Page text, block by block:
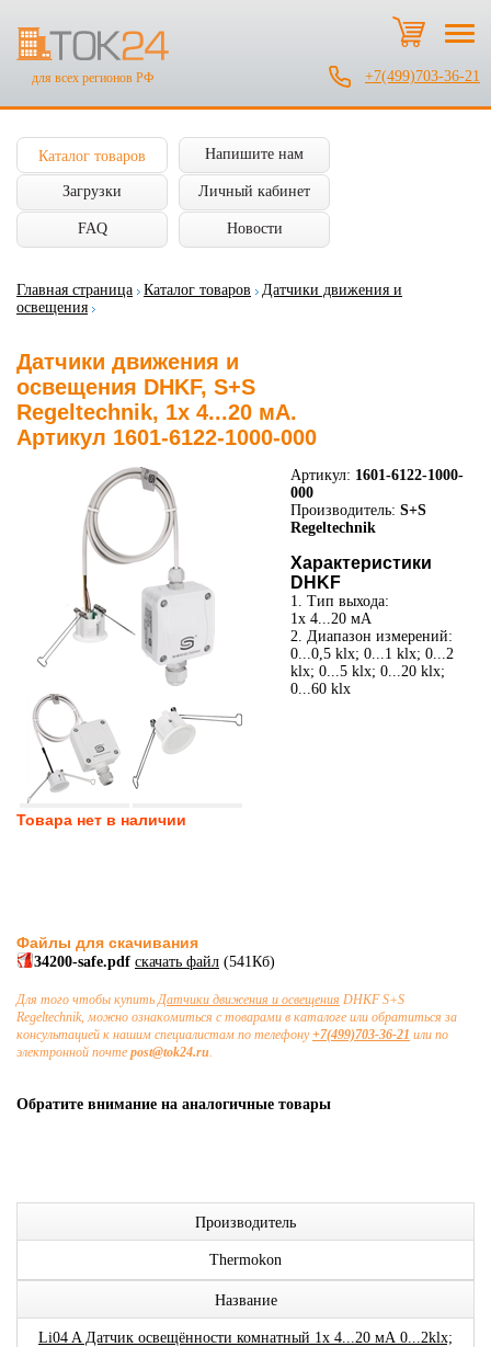
для всех регионов РФ +7(499)703-36-21
Каталог товаров Напишите нам
Загрузки Личный кабинет
FAQ Новости
Главная страница Каталог товаров
Датчики движения и
освещения
Датчики движения и
освещения DHKF, S+S
Regeltechnik, 1x 4...20 мА.
Артикул 1601-6122-1000-000
Артикул: 1601-6122-1000-
000
Производитель: S+S
Regeltechnik
Характеристики
DHKF
1. Тип выхода:
1x 4...20 мА
2. Диапазон измерений:
0...0,5 klx; 0...1 klx; 0...2
klx; 0...5 klx; 0...20 klx;
0...60 klx
Товара нет в наличии
Файлы для скачивания
34200-safe.pdf скачать файл (541Кб)
Для того чтобы купитьДатчики движения и освещения DHKF S+S
Regeltechnik, можно ознакомиться с товарами в каталоге или обратиться за
консультацией к нашим специалистам по телефону+7(499)703-36-21 или по
электронной почте post@tok24.ru.
Обратите внимание на аналогичные товары
Производитель
Thermokon
Название
Li04 A Датчик освещённости комнатный 1x 4...20 мА 0...2klx;